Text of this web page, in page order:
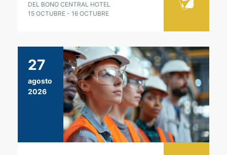
DEL BONO CENTRAL HOTEL
15 OCTUBRE - 16 OCTUBRE
27
agosto
2026